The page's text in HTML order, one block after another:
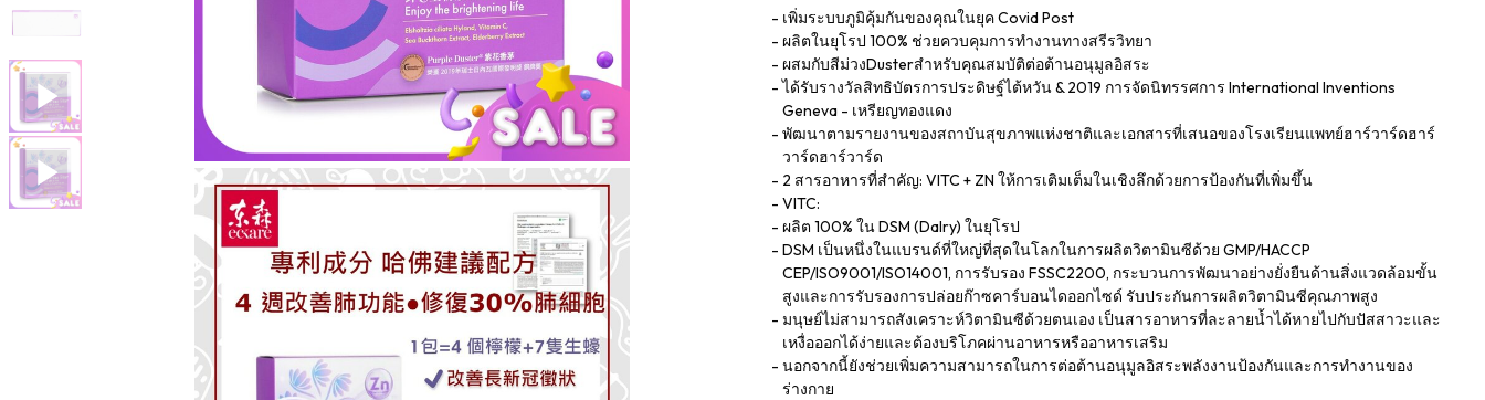
เพิ่มระบบภูมิคุ้มกันของคุณในยุค Covid Post
ผลิตในยุโรป 100% ช่วยควบคุมการทำงานทางสรีรวิทยา
ผสมกับสีม่วงDusterสำหรับคุณสมบัติต่อต้านอนุมูลอิสระ
ได้รับรางวัลสิทธิบัตรการประดิษฐ์ไต้หวัน & 2019 การจัดนิทรรศการ International Inventions
Geneva - เหรียญทองแดง
พัฒนาตามรายงานของสถาบันสุขภาพแห่งชาติและเอกสารที่เสนอของโรงเรียนแพทย์ฮาร์วาร์ดฮาร์
วาร์ดฮาร์วาร์ด
2 สารอาหารที่สำคัญ: VITC + ZN ให้การเติมเต็มในเชิงลึกด้วยการป้องกันที่เพิ่มขึ้น
VITC:
ผลิต 100% ใน DSM (Dalry) ในยุโรป
DSM เป็นหนึ่งในแบรนด์ที่ใหญ่ที่สุดในโลกในการผลิตวิตามินซีด้วย GMP/HACCP
CEP/ISO9001/ISO14001, การรับรอง FSSC2200, กระบวนการพัฒนาอย่างยั่งยืนด้านสิ่งแวดล้อมขั้น
สูงและการรับรองการปล่อยก๊าซคาร์บอนไดออกไซด์ รับประกันการผลิตวิตามินซีคุณภาพสูง
มนุษย์ไม่สามารถสังเคราะห์วิตามินซีด้วยตนเอง เป็นสารอาหารที่ละลายน้ำได้หายไปกับปัสสาวะและ
เหงื่อออกได้ง่ายและต้องบริโภคผ่านอาหารหรืออาหารเสริม
นอกจากนี้ยังช่วยเพิ่มความสามารถในการต่อต้านอนุมูลอิสระพลังงานป้องกันและการทำงานของ
ร่างกาย